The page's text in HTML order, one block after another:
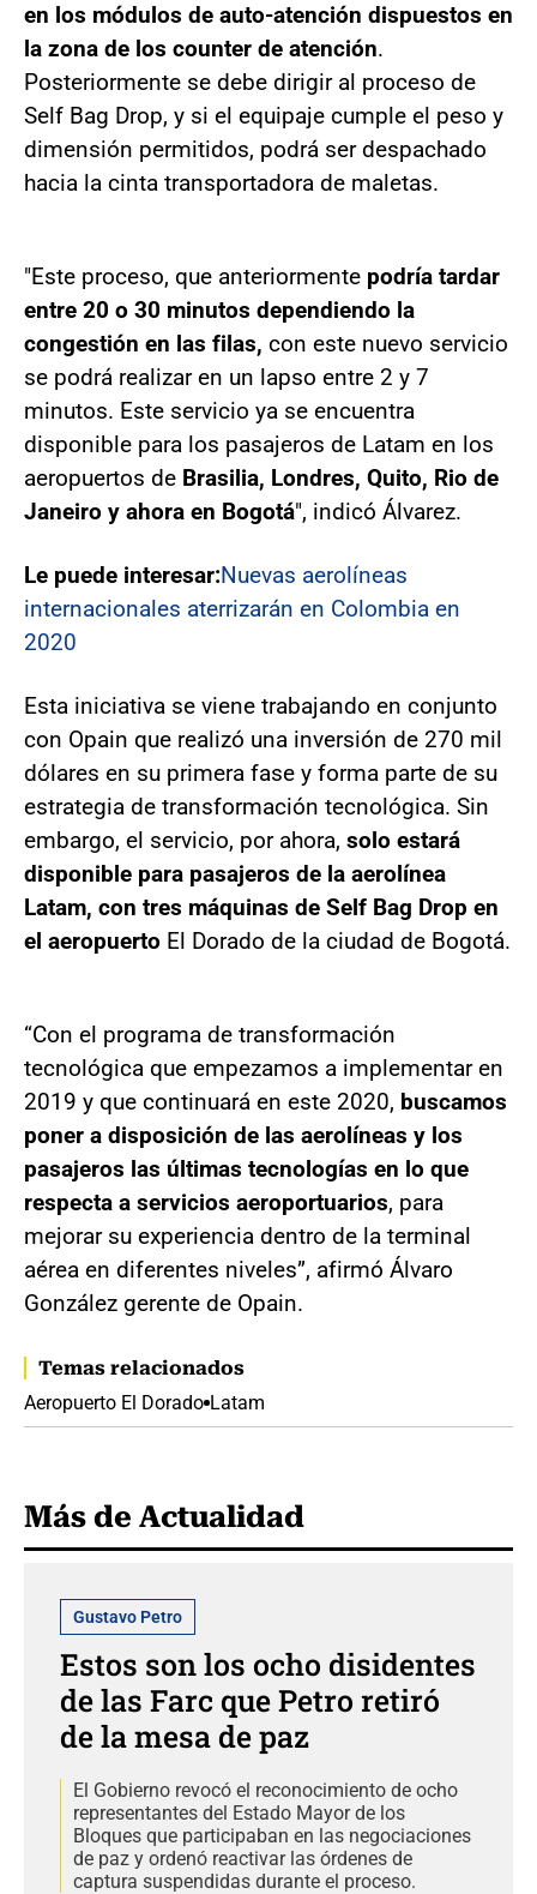
en los módulos de auto-atención dispuestos en
la zona de los counter de atención.
Posteriormente se debe dirigir al proceso de
Self Bag Drop, y si el equipaje cumple el peso y
dimensión permitidos, podrá ser despachado
hacia la cinta transportadora de maletas.
"Este proceso, que anteriormente podría tardar
entre 20 o 30 minutos dependiendo la
congestión en las filas, con este nuevo servicio
se podrá realizar en un lapso entre 2 y 7
minutos. Este servicio ya se encuentra
disponible para los pasajeros de Latam en los
aeropuertos de Brasilia, Londres, Quito, Rio de
Janeiro y ahora en Bogotá", indicó Álvarez.
Le puede interesar:Nuevas aerolíneas
internacionales aterrizarán en Colombia en
2020
Esta iniciativa se viene trabajando en conjunto
con Opain que realizó una inversión de 270 mil
dólares en su primera fase y forma parte de su
estrategia de transformación tecnológica. Sin
embargo, el servicio, por ahora, solo estará
disponible para pasajeros de la aerolínea
Latam, con tres máquinas de Self Bag Drop en
el aeropuerto El Dorado de la ciudad de Bogotá.
“Con el programa de transformación
tecnológica que empezamos a implementar en
2019 y que continuará en este 2020, buscamos
poner a disposición de las aerolíneas y los
pasajeros las últimas tecnologías en lo que
respecta a servicios aeroportuarios, para
mejorar su experiencia dentro de la terminal
aérea en diferentes niveles”, afirmó Álvaro
González gerente de Opain.
Temas relacionados
Aeropuerto El Dorado Latam
Más de Actualidad
Gustavo Petro
Estos son los ocho disidentes
de las Farc que Petro retiró
de la mesa de paz
El Gobierno revocó el reconocimiento de ocho
representantes del Estado Mayor de los
Bloques que participaban en las negociaciones
de paz y ordenó reactivar las órdenes de
captura suspendidas durante el proceso.